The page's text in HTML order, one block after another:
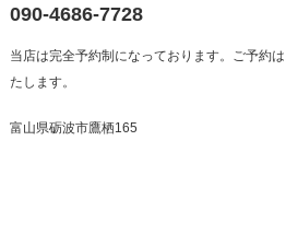
090-4686-7728
当店は完全予約制になっております。ご予約
たします。
富山県砺波市鷹栖165